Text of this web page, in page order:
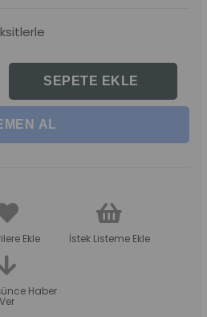
Ekle İstek Listeme Ekle
Haber
Ver